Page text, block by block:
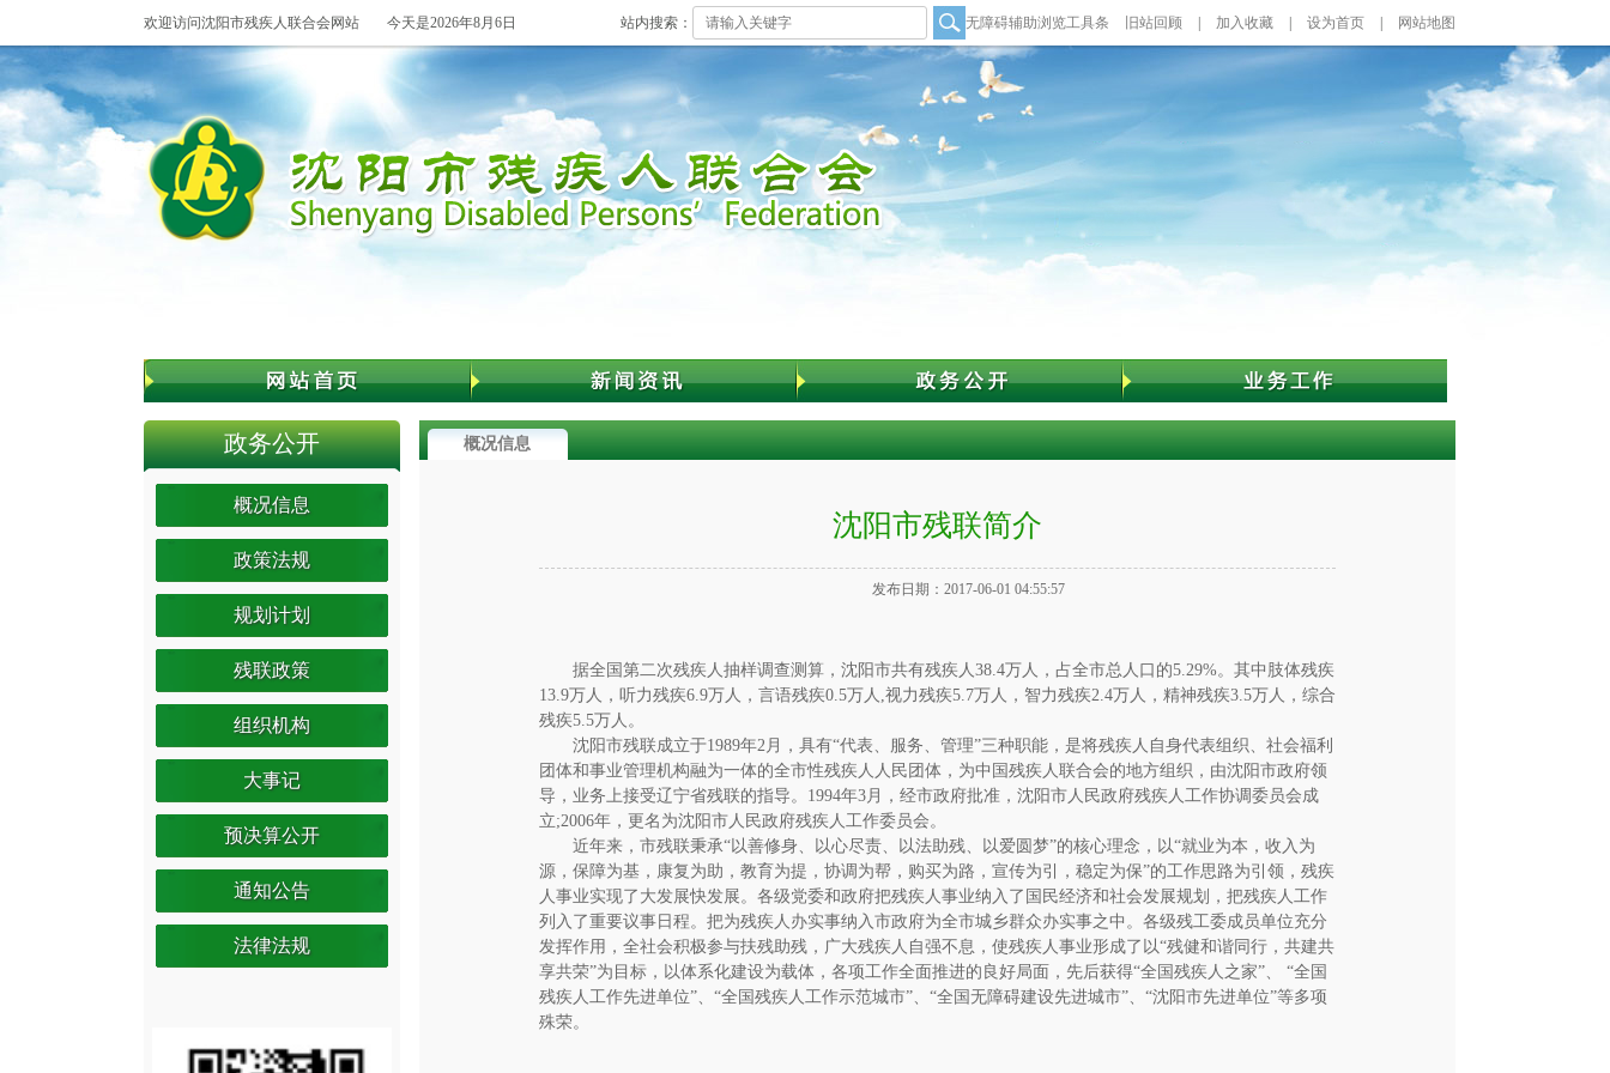
欢迎访问沈阳市残疾人联合会网站 今天是2026年8月6日 无障碍辅助浏览工具条 旧站回顾 加入收藏 设为首页 网站地图
站内搜索：
政务公开
概况信息
政策法规
规划计划
残联政策
组织机构
大事记
预决算公开
通知公告
法律法规
概况信息
沈阳市残联简介
发布日期：2017-06-01 04:55:57
据全国第二次残疾人抽样调查测算，沈阳市共有残疾人38.4万人，占全市总人口的5.29%。其中肢体残疾
13.9万人，听力残疾6.9万人，言语残疾0.5万人,视力残疾5.7万人，智力残疾2.4万人，精神残疾3.5万人，综合
残疾5.5万人。
沈阳市残联成立于1989年2月，具有“代表、服务、管理”三种职能，是将残疾人自身代表组织、社会福利
团体和事业管理机构融为一体的全市性残疾人人民团体，为中国残疾人联合会的地方组织，由沈阳市政府领
导，业务上接受辽宁省残联的指导。1994年3月，经市政府批准，沈阳市人民政府残疾人工作协调委员会成
立;2006年，更名为沈阳市人民政府残疾人工作委员会。
近年来，市残联秉承“以善修身、以心尽责、以法助残、以爱圆梦”的核心理念，以“就业为本，收入为
源，保障为基，康复为助，教育为提，协调为帮，购买为路，宣传为引，稳定为保”的工作思路为引领，残疾
人事业实现了大发展快发展。各级党委和政府把残疾人事业纳入了国民经济和社会发展规划，把残疾人工作
列入了重要议事日程。把为残疾人办实事纳入市政府为全市城乡群众办实事之中。各级残工委成员单位充分
发挥作用，全社会积极参与扶残助残，广大残疾人自强不息，使残疾人事业形成了以“残健和谐同行，共建共
享共荣”为目标，以体系化建设为载体，各项工作全面推进的良好局面，先后获得“全国残疾人之家”、 “全国
残疾人工作先进单位”、“全国残疾人工作示范城市”、“全国无障碍建设先进城市”、“沈阳市先进单位”等多项
殊荣。